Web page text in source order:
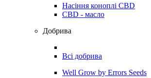
Насіння коноплі CBD
CBD - масло
Добрива
Всі добрива
Well Grow by Errors Seeds